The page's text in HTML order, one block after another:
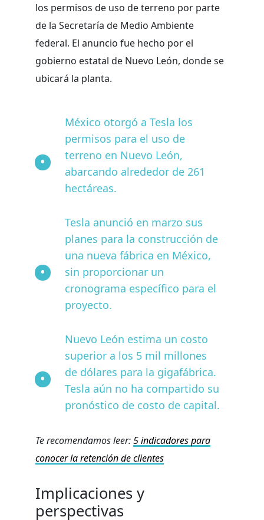
los permisos de uso de terreno por parte
de la Secretaría de Medio Ambiente
federal. El anuncio fue hecho por el
gobierno estatal de Nuevo León, donde se
ubicará la planta.
México otorgó a Tesla los
permisos para el uso de
terreno en Nuevo León,
abarcando alrededor de 261
hectáreas.
Tesla anunció en marzo sus
planes para la construcción de
una nueva fábrica en México,
sin proporcionar un
cronograma específico para el
proyecto.
Nuevo León estima un costo
superior a los 5 mil millones
de dólares para la gigafábrica.
Tesla aún no ha compartido su
pronóstico de costo de capital.
Te recomendamos leer:5 indicadores para
conocer la retención de clientes
Implicaciones y
perspectivas